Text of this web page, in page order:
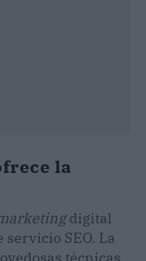
la
digital
servicio SEO. La
técnicas